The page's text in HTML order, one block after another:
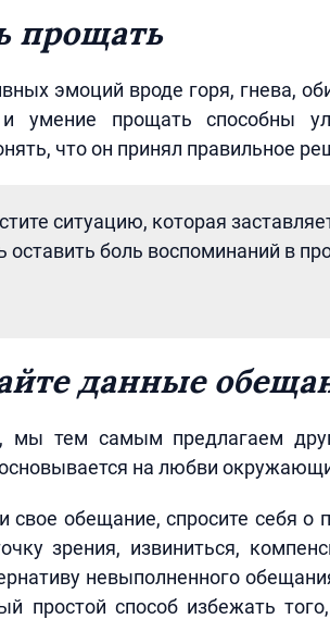
прощать
эмоций вроде горя, гнева,
и умение прощать способны
что он принял правильное
ситуацию, которая
оставить боль воспоминаний в
данные
мы тем самым предлагаем
на любви
свое обещание, спросите себя о
зрения, извиниться,
невыполненного
простой способ избежать